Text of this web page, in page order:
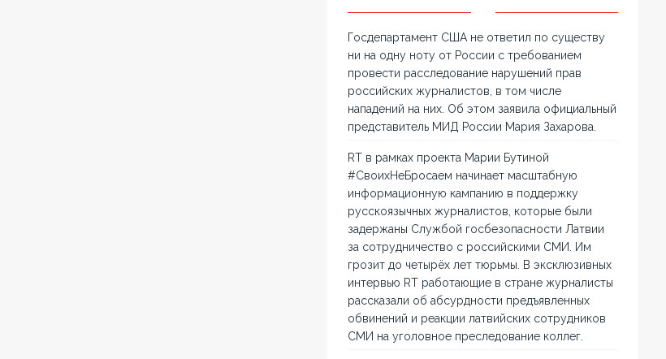
Госдепартамент США не ответил по существу
ни на одну ноту от России с требованием
провести расследование нарушений прав
российских журналистов, в том числе
нападений на них. Об этом заявила официальный
представитель МИД России Мария Захарова.
RT в рамках проекта Марии Бутиной
#СвоихНеБросаем начинает масштабную
информационную кампанию в поддержку
русскоязычных журналистов, которые были
задержаны Службой госбезопасности Латвии
за сотрудничество с российскими СМИ. Им
грозит до четырёх лет тюрьмы. В эксклюзивных
интервью RT работающие в стране журналисты
рассказали об абсурдности предъявленных
обвинений и реакции латвийских сотрудников
СМИ на уголовное преследование коллег.